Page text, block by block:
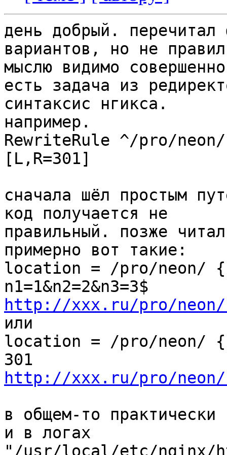
день добрый. перечитал
вариантов, но не
мыслю видимо
есть задача из
синтаксис нгикса.
например.
RewriteRule ^/pro/neon/
[L,R=301]
сначала шёл простым
код получается не
правильный. позже
примерно вот такие:
location = /pro/neon/
http://xxx.ru/pro/neon/
или
location = /pro/neon/
http://xxx.ru/pro/
в общем-то практически
и в логах
"/usr/local/etc/nginx/